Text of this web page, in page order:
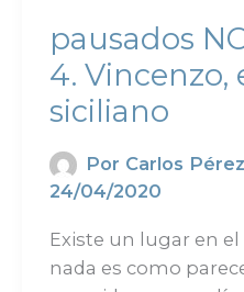
pausados
4. Vincenzo,
siciliano
Por Carlos
24/04/2020
Existe un lugar en
nada es como